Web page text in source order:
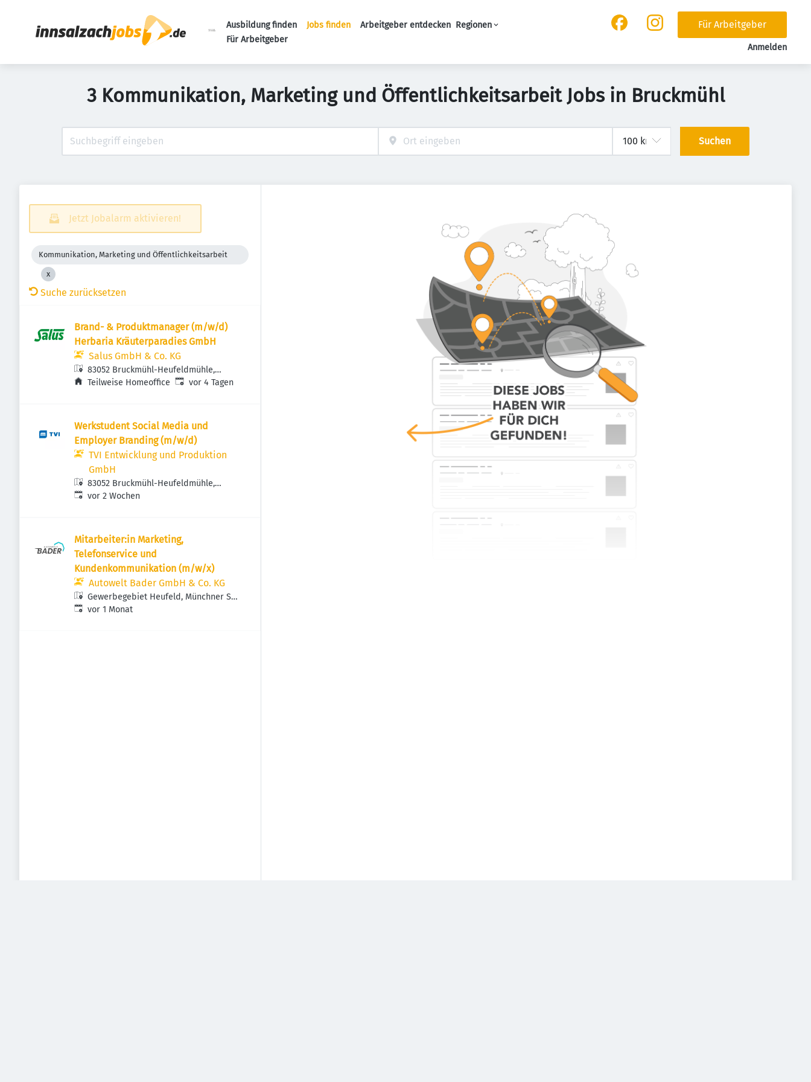
Ausbildung finden Jobs finden Arbeitgeber entdecken Regionen
Für Arbeitgeber
Für Arbeitgeber
Anmelden
3 Kommunikation, Marketing und Öffentlichkeitsarbeit Jobs in Bruckmühl
Suchen
Jetzt Jobalarm aktivieren!
Kommunikation, Marketing und Öffentlichkeitsarbeit
Suche zurücksetzen
Brand- & Produktmanager (m/w/d)
Herbaria Kräuterparadies GmbH
Salus GmbH & Co. KG
83052 Bruckmühl-Heufeldmühle,
Deutschland
Teilweise Homeoffice Veröffentlicht:
vor 4 Tagen
Werkstudent Social Media und
Employer Branding (m/w/d)
TVI Entwicklung und Produktion
GmbH
83052 Bruckmühl-Heufeldmühle,
Deutschland
Veröffentlicht:
vor 2 Wochen
Mitarbeiter:in Marketing,
Telefonservice und
Kundenkommunikation (m/w/x)
Autowelt Bader GmbH & Co. KG
Gewerbegebiet Heufeld, Münchner Str.
2, 83052 Bruckmühl, Deutschland
Veröffentlicht:
vor 1 Monat